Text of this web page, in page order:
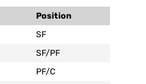
Position
SF
SF/PF
PF/C